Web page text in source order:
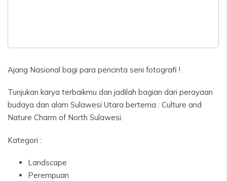
Ajang Nasional bagi para pencinta seni fotografi !
Tunjukan karya terbaikmu dan jadilah bagian dari perayaan
budaya dan alam Sulawesi Utara bertema : Culture and
Nature Charm of North Sulawesi.
Kategori :
Landscape
Perempuan